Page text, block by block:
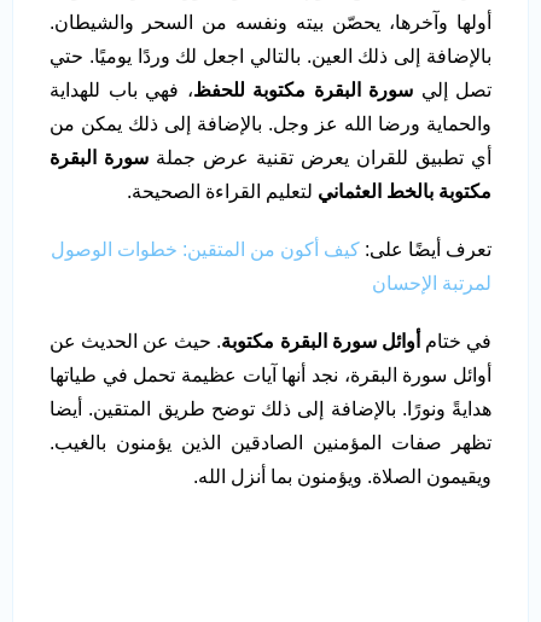
أولها وآخرها، يحصّن بيته ونفسه من السحر والشيطان.
بالإضافة إلى ذلك العين. بالتالي اجعل لك وردًا يوميًا. حتي
تصل إلي سورة البقرة مكتوبة للحفظ، فهي باب للهداية
والحماية ورضا الله عز وجل. بالإضافة إلى ذلك يمكن من
أي تطبيق للقران يعرض تقنية عرض جملة سورة البقرة
مكتوبة بالخط العثماني لتعليم القراءة الصحيحة.
تعرف أيضًا على: كيف أكون من المتقين: خطوات الوصول
لمرتبة الإحسان
في ختام أوائل سورة البقرة مكتوبة. حيث عن الحديث عن
أوائل سورة البقرة، نجد أنها آيات عظيمة تحمل في طياتها
هدايةً ونورًا. بالإضافة إلى ذلك توضح طريق المتقين. أيضا
تظهر صفات المؤمنين الصادقين الذين يؤمنون بالغيب.
ويقيمون الصلاة. ويؤمنون بما أنزل الله.